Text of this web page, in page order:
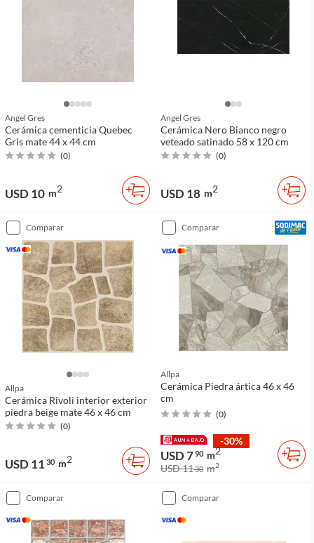
Angel Gres
Cerámica cementicia Quebec
Gris mate 44 x 44 cm
(0)
USD 10 m2
Angel Gres
Cerámica Nero Bianco negro
veteado satinado 58 x 120 cm
(0)
USD 18 m2
comparar
Allpa
Cerámica Rivoli interior exterior
piedra beige mate 46 x 46 cm
(0)
USD 11 30 m2
comparar
Allpa
Cerámica Piedra ártica 46 x 46
cm
(0)
-30%
USD 790 m2
USD 1130 m2
comparar comparar